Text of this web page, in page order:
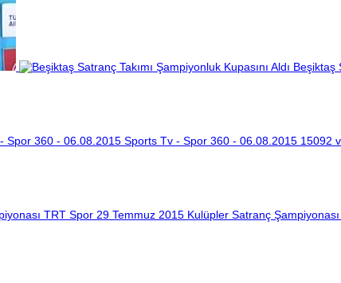
Beşiktaş
Sports Tv - Spor 360 - 06.08.2015 15092
TRT Spor 29 Temmuz 2015 Kulüpler Satranç Şampiyonası